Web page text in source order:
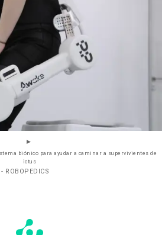
biónico para ayudar a caminar a supervivientes de
ictus
- ROBOPEDICS